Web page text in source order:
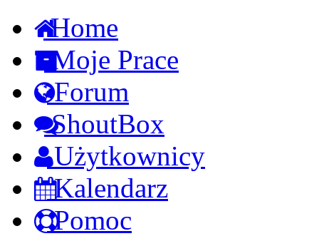
Home
Moje Prace
Forum
ShoutBox
Użytkownicy
Kalendarz
Pomoc